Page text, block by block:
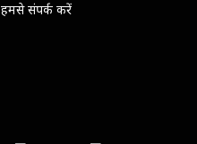
हमसे संपर्क करें